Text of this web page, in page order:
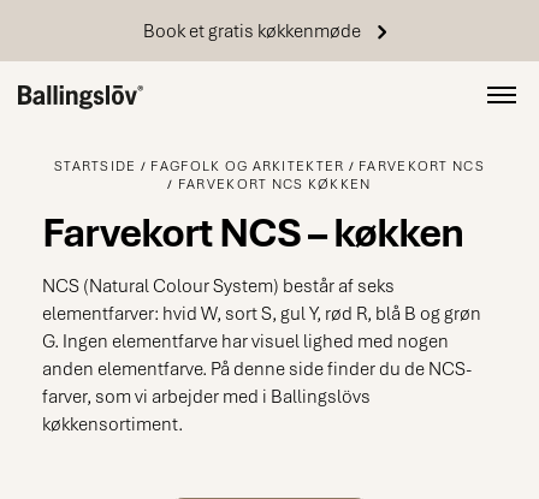
Book et gratis køkkenmøde
STARTSIDE FAGFOLK OG ARKITEKTER
FARVEKORT NCS
FARVEKORT NCS KØKKEN
Farvekort NCS – køkken
NCS (Natural Colour System) består af seks
elementfarver: hvid W, sort S, gul Y, rød R, blå B og grøn
G. Ingen elementfarve har visuel lighed med nogen
anden elementfarve. På denne side finder du de NCS-
farver, som vi arbejder med i Ballingslövs
køkkensortiment.